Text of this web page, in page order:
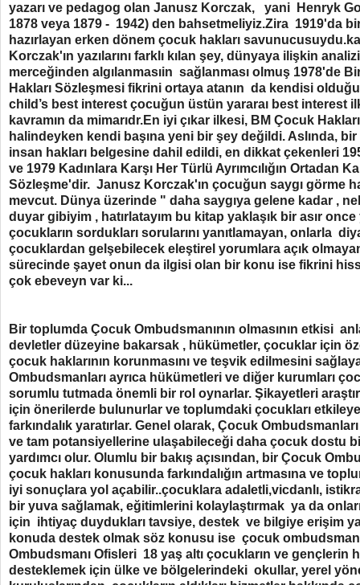
yazarı ve pedagog olan Janusz Korczak, yani Henryk
1878 veya 1879 - 1942) den bahsetmeliyiz.Zira 1919'da
hazırlayan erken dönem çocuk hakları
Korczak'ın yazılarını farklı kılan şey, dünyaya ilişkin
merceğinden algılanmasıin sağlanması olmuş 1978'de
Hakları Sözleşmesi fikrini ortaya atanın da kendisi
child’s best interest çocuğun üstün yararaı best interest
kavramın da mimarıdr.En iyi çıkar ilkesi, BM Çocuk
halindeyken kendi başına yeni bir şey değildi. Aslında,
insan hakları belgesine dahil edildi, en dikkat çekenleri
ve 1979 Kadınlara Karşı Her Türlü Ayrımcılığın Ortadan
Sözleşme'dir. Janusz Korczak'ın çocuğun saygı görme
mevcut. Dünya üzerinde " daha saygıya gelene kadar ,
duyar gibiyim , hatırlatayım bu kitap yaklaşık bir asır once
çocukların sordukları sorularını yanıtlamayan, onlarla
çocuklardan gelşebilecek eleştirel yorumlara açık
sürecinde şayet onun da ilgisi olan bir konu ise fikrini
çok ebeveyn var ki...
Bir toplumda Çocuk Ombudsmanının olmasının etkisi
devletler düzeyine bakarsak , hükümetler, çocuklar için
çocuk haklarının korunmasını ve teşvik edilmesini
Ombudsmanları ayrıca hükümetleri ve diğer kurumları
sorumlu tutmada önemli bir rol oynarlar. Şikayetleri
için önerilerde bulunurlar ve toplumdaki çocukları
farkındalık yaratırlar. Genel olarak, Çocuk
ve tam potansiyellerine ulaşabileceği daha çocuk dostu
yardımcı olur. Olumlu bir bakış açısından, bir Çocuk
çocuk hakları konusunda farkındalığın artmasına ve
iyi sonuçlara yol açabilir..çocuklara adaletli,vicdanlı,
bir yuva sağlamak, eğitimlerini kolaylaştırmak ya da
için ihtiyaç duydukları tavsiye, destek ve bilgiye erişim
konuda destek olmak söz konusu ise çocuk
Ombudsmanı Ofisleri 18 yaş altı çocukların ve gençlerin
desteklemek için ülke ve bölgelerindeki okullar, yerel